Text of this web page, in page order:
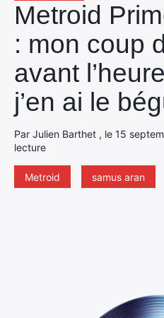
Metroid
: mon coup
avant
j’en ai le
Par Julien Barthet , le 15
lecture
Metroid samus aran